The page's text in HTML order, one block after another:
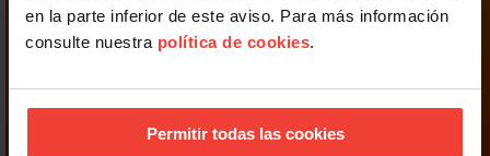
en la parte inferior de este aviso. Para más información
consulte nuestra política de cookies.
Permitir todas las cookies